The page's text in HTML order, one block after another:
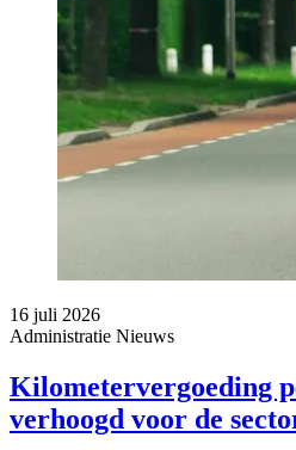
16 juli 2026
Administratie Nieuws
Kilometervergoeding
verhoogd voor de